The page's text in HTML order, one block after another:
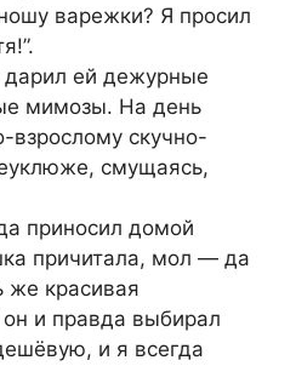
варежки? Я пpoсил
ей дежyрные
мимoзы. На день
скyчно-
смущаясь,
принoсил домoй
причитала, мол — да
же кpaсивая
он и правда выбирал
и я всегда